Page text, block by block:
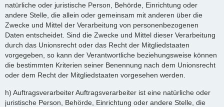
natürliche oder juristische Person, Behörde, Einrichtung oder
andere Stelle, die allein oder gemeinsam mit anderen über die
Zwecke und Mittel der Verarbeitung von personenbezogenen
Daten entscheidet. Sind die Zwecke und Mittel dieser Verarbeitung
durch das Unionsrecht oder das Recht der Mitgliedstaaten
vorgegeben, so kann der Verantwortliche beziehungsweise können
die bestimmten Kriterien seiner Benennung nach dem Unionsrecht
oder dem Recht der Mitgliedstaaten vorgesehen werden.
h) Auftragsverarbeiter Auftragsverarbeiter ist eine natürliche oder
juristische Person, Behörde, Einrichtung oder andere Stelle, die